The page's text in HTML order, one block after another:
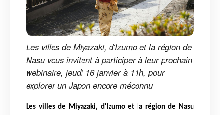
Les villes de Miyazaki, d'Izumo et la région de
Nasu vous invitent à participer à leur prochain
webinaire, jeudi 16 janvier à 11h, pour
explorer un Japon encore méconnu
Les villes de Miyazaki, d'Izumo et la région de Nasu